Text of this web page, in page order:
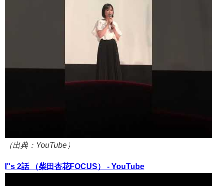
（出典：YouTube）
I"s 2話 （柴田杏花FOCUS） - YouTube